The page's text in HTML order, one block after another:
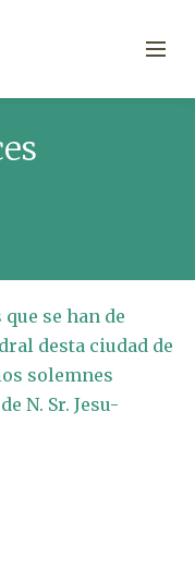
se han de
desta ciudad de
solemnes
N. Sr. Jesu-